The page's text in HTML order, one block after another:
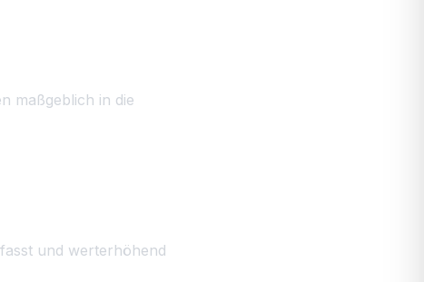
maßgeblich in die
und werterhöhend